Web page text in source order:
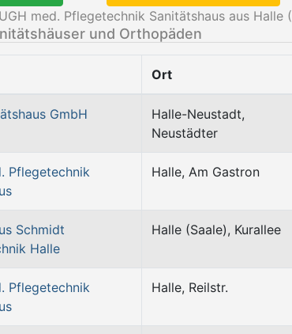
med. Pflegetechnik Sanitätshaus aus Halle (
und Orthopäden
Ort
GmbH
Halle-Neustadt,
Neustädter
Pflegetechnik
Halle, Am Gastron
Schmidt
Halle
Halle (Saale), Kurallee
Pflegetechnik
Halle, Reilstr.